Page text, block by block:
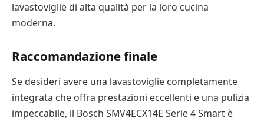
lavastoviglie di alta qualità per la loro cucina
moderna.
Raccomandazione finale
Se desideri avere una lavastoviglie completamente
integrata che offra prestazioni eccellenti e una pulizia
impeccabile, il Bosch SMV4ECX14E Serie 4 Smart è